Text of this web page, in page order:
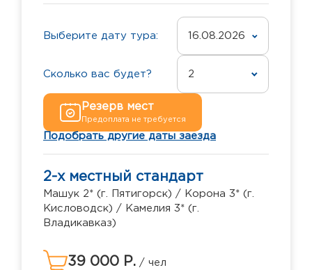
Выберите дату тура: 16.08.2026
Сколько вас будет? 2
Резерв мест
Предоплата не требуется
Подобрать другие даты заезда
2-х местный стандарт
Машук 2* (г. Пятигорск) / Корона 3* (г.
Кисловодск) / Камелия 3* (г.
Владикавказ)
39 000 Р. / чел